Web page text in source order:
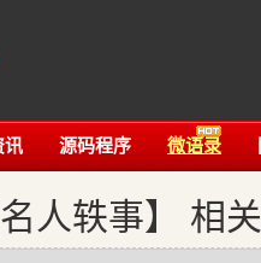
讯 源码程序 微语录
名人轶事】 相